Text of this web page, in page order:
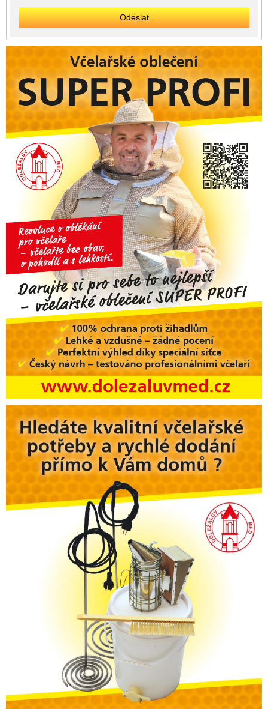
Odeslat